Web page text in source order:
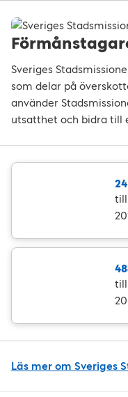
Sveriges
som delar på
använder
utsatthet och bidra till
till
till
Läs mer om Sveriges